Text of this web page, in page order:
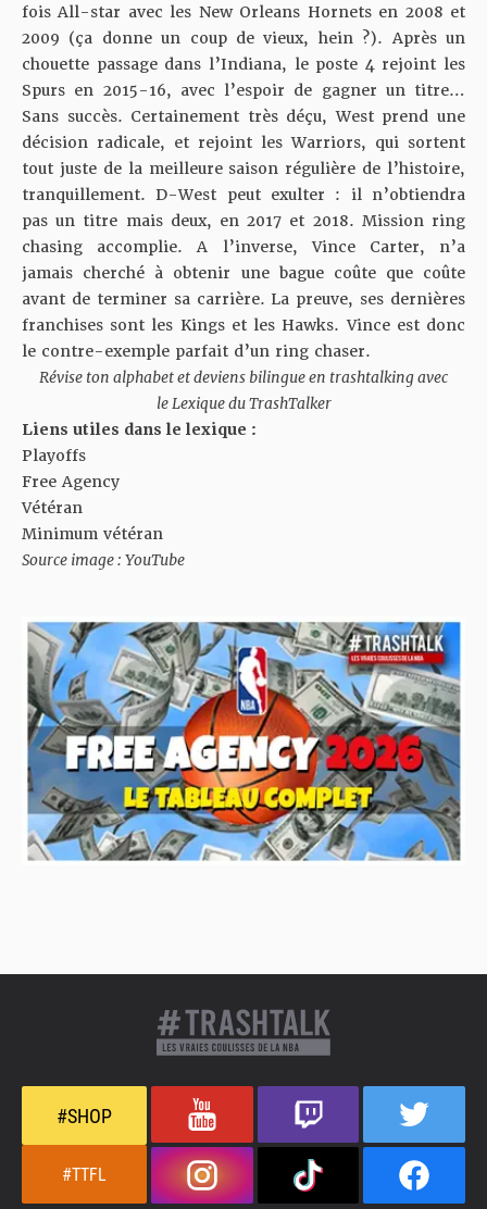
fois All-star avec les New Orleans Hornets en 2008 et
2009 (ça donne un coup de vieux, hein ?). Après un
chouette passage dans l’Indiana, le poste 4 rejoint les
Spurs en 2015-16, avec l’espoir de gagner un titre…
Sans succès. Certainement très déçu, West prend une
décision radicale, et rejoint les Warriors, qui sortent
tout juste de la meilleure saison régulière de l’histoire,
tranquillement. D-West peut exulter : il n’obtiendra
pas un titre mais deux, en 2017 et 2018. Mission ring
chasing accomplie. A l’inverse, Vince Carter, n’a
jamais cherché à obtenir une bague coûte que coûte
avant de terminer sa carrière. La preuve, ses dernières
franchises sont les Kings et les Hawks. Vince est donc
le contre-exemple parfait d’un ring chaser.
Révise ton alphabet et deviens bilingue en trashtalking avec
leLexique du TrashTalker
Liens utiles dans le lexique :
Playoffs
Free Agency
Vétéran
Minimum vétéran
Source image : YouTube
#SHOP
#TTFL